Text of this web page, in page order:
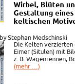
Wirbel, Blüten
Gestaltung
keltischen
byStephan Medschinski
Die Kelten
Eimer (Situlen) mit
z. B. Wagenrennen,
(mehr …)